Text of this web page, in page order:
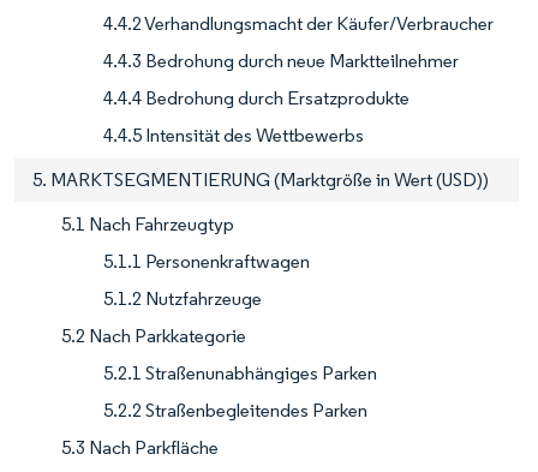
4.4.2 Verhandlungsmacht der Käufer/Verbraucher
4.4.3 Bedrohung durch neue Marktteilnehmer
4.4.4 Bedrohung durch Ersatzprodukte
4.4.5 Intensität des Wettbewerbs
5. MARKTSEGMENTIERUNG (Marktgröße in Wert (USD))
5.1 Nach Fahrzeugtyp
5.1.1 Personenkraftwagen
5.1.2 Nutzfahrzeuge
5.2 Nach Parkkategorie
5.2.1 Straßenunabhängiges Parken
5.2.2 Straßenbegleitendes Parken
5.3 Nach Parkfläche